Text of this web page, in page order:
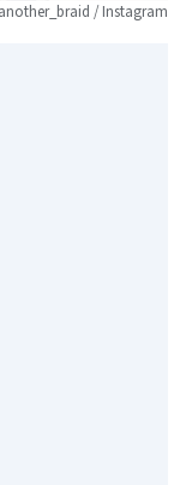
/ Instagram